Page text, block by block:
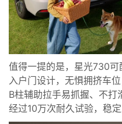
值得一提的是，星光730
入户门设计，无惧拥挤车
B柱辅助拉手易抓握、不打
经过10万次耐久试验，稳定